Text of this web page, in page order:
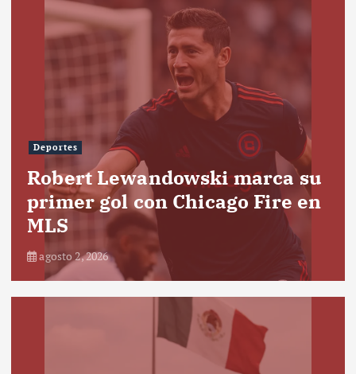
Deportes
Robert Lewandowski marca su
primer gol con Chicago Fire en
MLS
agosto 2, 2026